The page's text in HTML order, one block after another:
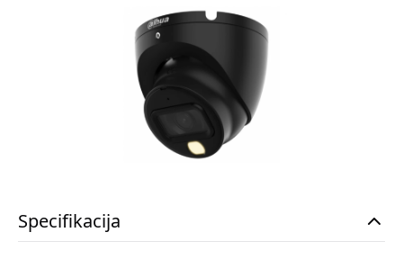
Specifikacija